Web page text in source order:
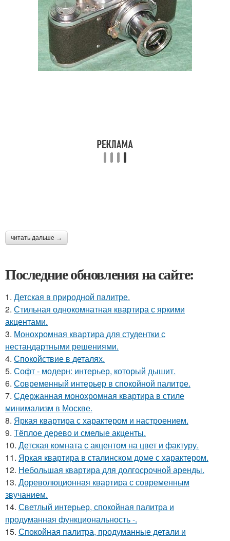
читать дальше →
Последние обновления на сайте:
1. Детская в природной палитре.
2. Стильная однокомнатная квартира с яркими
акцентами.
3. Монохромная квартира для студентки с
нестандартными решениями.
4. Спокойствие в деталях.
5. Софт - модерн: интерьер, который дышит.
6. Современный интерьер в спокойной палитре.
7. Сдержанная монохромная квартира в стиле
минимализм в Москве.
8. Яркая квартира с характером и настроением.
9. Тёплое дерево и смелые акценты.
10. Детская комната с акцентом на цвет и фактуру.
11. Яркая квартира в сталинском доме с характером.
12. Небольшая квартира для долгосрочной аренды.
13. Дореволюционная квартира с современным
звучанием.
14. Светлый интерьер, спокойная палитра и
продуманная функциональность -.
15. Спокойная палитра, продуманные детали и